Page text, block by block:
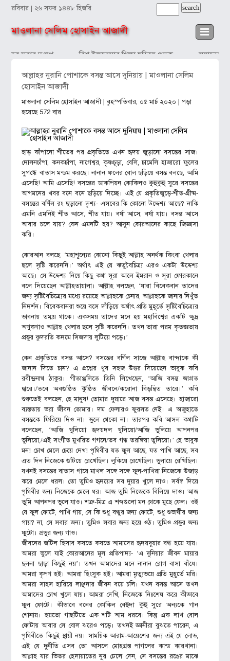
রবিবার | ২৬ সফর ১৪৪৮ হিজরি
মাওলানা সেলিম হোসাইন আজাদী
সবার দুঃখে বিশ্ব ইজতেমার শিক্ষা ছড়িয়ে পড়ুক সন্তানের
আল্লাহর নুরানি পোশাকে বসন্ত আসে দুনিয়ায় | মাওলানা সেলিম
হোসাইন আজাদী
মাওলানা সেলিম হোসাইন আজাদী| বৃহস্পতিবার, ০৫ মার্চ ২০২০ | পড়া
হয়েছে 572 বার
হাড় কাঁপানো শীতের পর প্রকৃতিতে এখন হৃদয় জুড়ানো বসন্তের সাজ।
দোলনচাঁপা, কনকচাঁপা, নাগেশ্বর, কৃষ্ণচূড়া, বেলি, চামেলি হাজারো ফুলের
সুগন্ধে বাতাস মন্ডম করছে। নানান ফলের বোল ছড়িয়ে বসন্ত বলছে, আমি
এসেছি! আমি এসেছি! বসন্তের ডাকপিয়ন কোকিলও কুহুকুহু সুরে বসন্তের
আগমনের খবর বনে বনে ছড়িয়ে দিচ্ছে। এই যে প্রকৃতিজুড়ে-শীত-গ্রীষ্ম-
বসন্তের বর্ণিল রং ছড়ানো দৃশ্য- এসবের কি কোনো উদ্দেশ্য আছে? নাকি
এমনি এমনিই শীত আসে, শীত যায়। বর্ষা আসে, বর্ষা যায়। বসন্ত আসে
আবার চলে যায়? কেন এমনটি হয়? আসুন কোরআনের কাছে জিজ্ঞাসা
করি।
কোরআন বলছে, ‘মহাশূন্যের কোনো কিছুই আল্লাহ অনর্থক কিংবা খেলার
ছলে সৃষ্টি করেননি।’ অর্থাৎ এই যে ঋতুবৈচিত্র্য এরও একটা উদ্দেশ্য
আছে। সে উদ্দেশ্য নিয়ে কিছু কথা সূরা আলে ইমরান ও সূরা ফোরকানে
বলে দিয়েছেন আল্লাহতায়ালা। আল্লাহ বলছেন, ‘যারা বিবেকবান তাদের
জন্য সৃষ্টিবৈচিত্র্যের মধ্যে রয়েছে আল্লাহকে চেনার, আল্লাহকে জানার নিখুঁত
নিদর্শন। বিবেকবানরা শুয়ে বসে দাঁড়িয়ে অর্থাৎ প্রতি মুহূর্তে সৃষ্টিবৈচিত্র্যের
ভাবনায় তম্ময় থাকে। একসময় তাদের মনে হয় মহাবিশ্বের একটি ক্ষুদ্র
অণুকণাও আল্লাহ খেলার ছলে সৃষ্টি করেননি। তখন তারা পরম কৃতজ্ঞতায়
প্রভুর কুদরতি কদমে সিজদায় লুটিয়ে পড়ে।’
কেন প্রকৃতিতে বসন্ত আসে? বসন্তের বর্ণিল সাজে আল্লাহ বান্দাকে কী
জানান দিতে চান? এ প্রশ্নের খুব সহজ উত্তর দিয়েছেন ভাবুক কবি
রবীন্দ্রনাথ ঠাকুর। গীতাঞ্জলিতে তিনি লিখেছেন, ‘আজি বসন্ত জাগ্রত
দ্বারে।/তবে অবগুণ্ঠিত কুণ্ঠিত জীবনে/করোনা বিড়ম্বিত তারে।’ কবি
শুরুতেই বলছেন, হে মানুষ! তোমার দুয়ারে আজ বসন্ত এসেছে। হাজারো
ব্যস্ততায় ভরা জীবন তোমার। দম ফেলারও ফুরসত নেই। এ অজুহাতে
বসন্তকে ফিরিয়ে দিও না। ভুলে থেকো না। তারপর কবি আসল কথাটি
বলেছেন, ‘আজি খুলিয়ো হৃদয়দল খুলিয়ো/আজি ভুলিয়ে আপনপর
ভুলিয়ো,/এই সংগীত মুখরিত গগনে/তব গন্ধ তরঙ্গিয়া তুলিয়ো।’ হে ভাবুক
মন! চোখ মেলে চেয়ে দেখ! পৃথিবীর যত ফুল আছে, যত পাখি আছে, সব
এত দিন নিজেকে গুটিয়ে রেখেছিল। লুকিয়ে রেখেছিল। ভুলায়ে রেখিছিল।
যখনই বসন্তের বাতাস গায়ে মাখল সঙ্গে সঙ্গে ফুল-পাখিরা নিজেকে উজাড়
করে মেলে ধরল। তো তুমিও হৃদয়ের সব দুয়ার খুলে দাও। সর্বস্ব দিয়ে
পৃথিবীর জন্য নিজেকে মেলে ধর। আজ তুমি নিজেকে বিলিয়ে দাও। আজ
তুমি আপনপর ভুলে যাও। শত্রু-মিত্র এ শব্দগুলো মন থেকে মুছে ফেল। ওই
যে ফুল ফোটে, পাখি গায়, সে কি শুধু বন্ধুর জন্য ফোটে, শুধু শুভার্থীর জন্য
গায়? না, সে সবার জন্য। তুমিও সবার জন্য হয়ে ওঠ। তুমিও প্রভুর জন্য
ফুটো। প্রভুর জন্য গাও।
জীবনের জটিল হিসাব কষতে কষতে আমাদের হৃদয়দুয়ার বন্ধ হয়ে যায়।
আমরা ভুলে যাই কোরআনের মূল প্রতিপাদ্য- ‘এ দুনিয়ার জীবন মায়ার
ছলনা ছাড়া কিছুই নয়’। তখন আমাদের মনে নানান রোগ বাসা বাঁধে।
আমরা কৃপণ হই। আমরা হিংসুক হই। আমরা মৃত্যুভয়ে প্রতি মুহূর্তে মরি।
আমরা সাহস হারিয়ে লাঞ্ছনার জীবন বয়ে চলি। যখন বসন্ত আসে তখন
আমাদের চোখ খুলে যায়। আমরা দেখি, নিজেকে নিঃশেষ করে কীভাবে
ফুল ফোটে। কীভাবে বনের কোকিল বেহুদা কুহু সুরে অন্যকে গান
শোনায়। হয়তো গাছটিতে এক শটি আম ধরবে। কিন্তু এক লাখ বোল
ফোটায় আবার সে বোল ঝরেও পড়ে। তখনই জ্ঞানীরা বুঝতে পারেন, এ
পৃথিবীতে কিছুই স্থায়ী নয়। সাময়িক আরাম-আয়েশের জন্য এই যে লোভ,
এই যে দুর্নীতি এসব তো আসলে মোহগ্রস্ত পাগলের কান্ড কারখানা।
আল্লাহ যার ভিতর হেদায়াতের নুর ঢেলে দেন, সে বসন্তের রঙের মাঝে